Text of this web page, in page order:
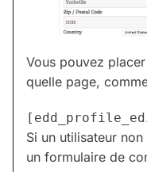
Vous pouvez
quelle page,
Si un utilisateur
un formulaire de